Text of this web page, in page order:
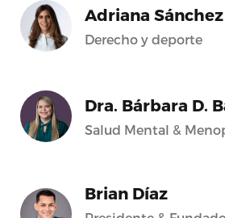
Adriana Sánchez
Derecho y deporte
Dra. Bárbara D.
Salud Mental &
Brian Díaz